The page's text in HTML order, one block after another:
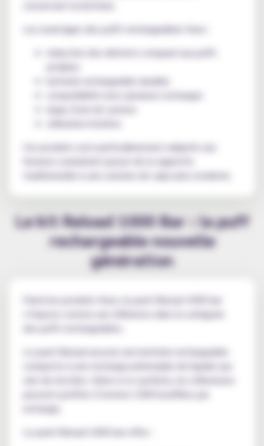
Les avantages des puffs rechargeables Vuse :
réduction des déchets comparé aux puffs
batterie rechargeable durable
compatibilité avec plusieurs recharges
large choix de saveurs
Ces produits sont particulièrement adaptés aux
fumeurs souhaitant passer de la cigarette
traditionnelle à une solution de vape plus moderne.
Le kit Reload 1000 Bar : la puff
rechargeable nouvelle
génération
Parmi les produits Vuse, le pack Reload 1000 bar
s’impose comme une référence dans la catégorie
des puffs rechargeables.
Le pack Reload associe une batterie rechargeable
compacte à une recharge préremplie de liquide aux
recharge.
Le pack Reload 1000 bar offre :